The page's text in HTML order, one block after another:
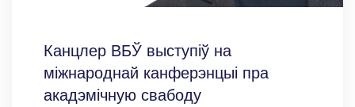
Канцлер ВБЎ выступіў на
міжнароднай канферэнцыі пра
акадэмічную свабоду